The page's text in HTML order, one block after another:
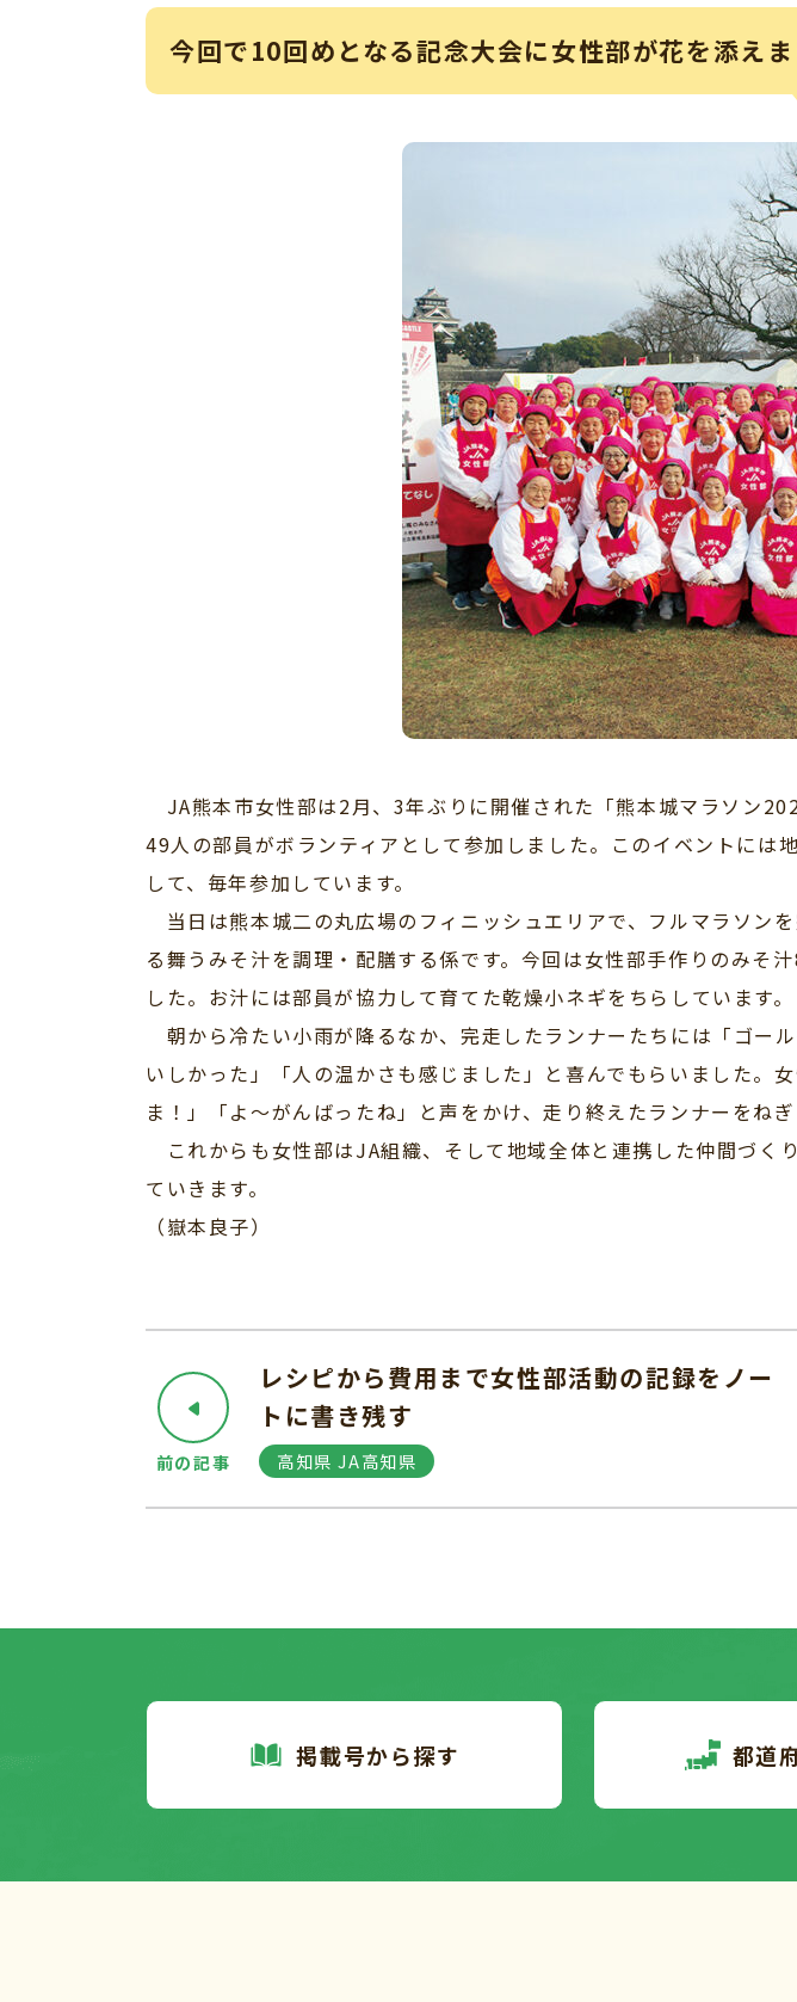
今回で10回めとなる記念大会に女性部が花を添え
JA熊本市女性部は2月、3年ぶりに開催された「熊本城マラソン
49人の部員がボランティアとして参加しました。このイベントには
して、毎年参加しています。
当日は熊本城二の丸広場のフィニッシュエリアで、フルマラソン
る舞うみそ汁を調理・配膳する係です。今回は女性部手作りのみそ
した。お汁には部員が協力して育てた乾燥小ネギをちらしています。
朝から冷たい小雨が降るなか、完走したランナーたちには「ゴー
いしかった」「人の温かさも感じました」と喜んでもらいました。
ま！」「よ〜がんばったね」と声をかけ、走り終えたランナーをねぎ
これからも女性部はJA組織、そして地域全体と連携した仲間づく
ていきます。
（嶽本良子）
レシピから費用まで女性部活動の記録をノー
トに書き残す
高知県 JA高知県
前の記事
掲載号から探す 都道